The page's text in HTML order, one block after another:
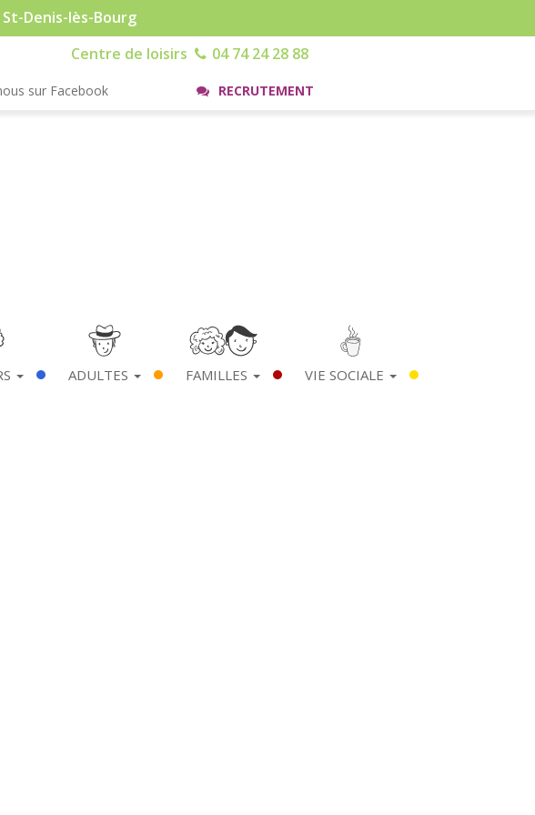
Denis-lès-Bourg
Centre de loisirs 04 74 24 28 88
sur Facebook RECRUTEMENT
ADULTES FAMILLES VIE SOCIALE